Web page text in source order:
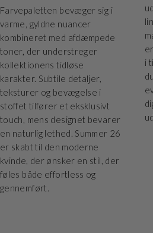
Farvepaletten bevæger sig i
varme, gyldne nuancer
kombineret med afdæmpede
toner, der understreger
kollektionens tidløse
karakter. Subtile detaljer,
teksturer og bevægelse i
stoffet tilfører et eksklusivt
touch, mens designet bevarer
en naturlig lethed. Summer 26
er skabt til den moderne
kvinde, der ønsker en stil, der
føles både effortless og
gennemført.
i